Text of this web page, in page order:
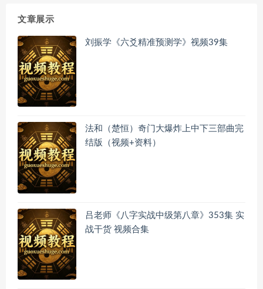
文章展示
刘振学《六爻精准预测学》视频39集
法和（楚恒）奇门大爆炸上中下三部曲完
结版（视频+资料）
吕老师《八字实战中级第八章》353集 实
战干货 视频合集